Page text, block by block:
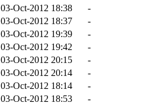
03-Oct-2012 18:38
-
03-Oct-2012 18:37
-
03-Oct-2012 19:39
-
03-Oct-2012 19:42
-
03-Oct-2012 20:15
-
03-Oct-2012 20:14
-
03-Oct-2012 18:14
-
03-Oct-2012 18:53
-